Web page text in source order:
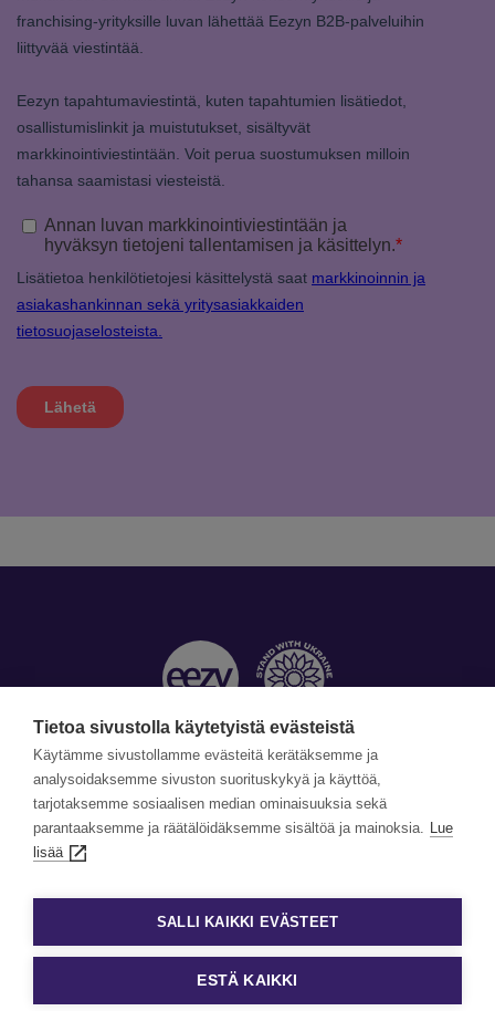
Yhteystiedot »
©Copyright Eezy 2026
Tietosuojaselosteet
Evästekäytäntö
Evästeasetukset
Tietoa sivustolla käytetyistä evästeistä
Käytämme sivustollamme evästeitä kerätäksemme ja
analysoidaksemme sivuston suorituskykyä ja käyttöä,
tarjotaksemme sosiaalisen median ominaisuuksia sekä
parantaaksemme ja räätälöidäksemme sisältöä ja mainoksia. Lue
lisää
SALLI KAIKKI EVÄSTEET
ESTÄ KAIKKI